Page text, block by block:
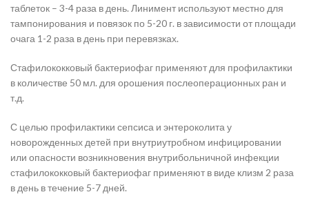
таблеток – 3-4 раза в день. Линимент используют местно для
тампонирования и повязок по 5-20 г. в зависимости от площади
очага 1-2 раза в день при перевязках.
Стафилококковый бактериофаг применяют для профилактики
в количестве 50 мл. для орошения послеоперационных ран и
т.д.
С целью профилактики сепсиса и энтероколита у
новорожденных детей при внутриутробном инфицировании
или опасности возникновения внутрибольничной инфекции
стафилококковый бактериофаг применяют в виде клизм 2 раза
в день в течение 5-7 дней.